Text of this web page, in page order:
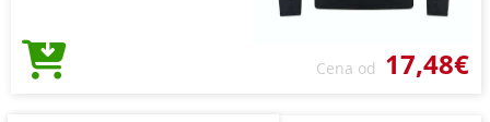
Cena od 17,48€